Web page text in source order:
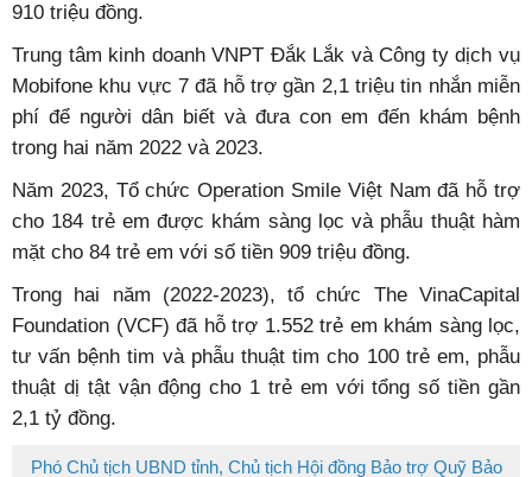
910 triệu đồng.
Trung tâm kinh doanh VNPT Đắk Lắk và Công ty dịch vụ
Mobifone khu vực 7 đã hỗ trợ gần 2,1 triệu tin nhắn miễn
phí để người dân biết và đưa con em đến khám bệnh
trong hai năm 2022 và 2023.
Năm 2023, Tổ chức Operation Smile Việt Nam đã hỗ trợ
cho 184 trẻ em được khám sàng lọc và phẫu thuật hàm
mặt cho 84 trẻ em với số tiền 909 triệu đồng.
Trong hai năm (2022-2023), tổ chức The VinaCapital
Foundation (VCF) đã hỗ trợ 1.552 trẻ em khám sàng lọc,
tư vấn bệnh tim và phẫu thuật tim cho 100 trẻ em, phẫu
thuật dị tật vận động cho 1 trẻ em với tổng số tiền gần
2,1 tỷ đồng.
Phó Chủ tịch UBND tỉnh, Chủ tịch Hội đồng Bảo trợ Quỹ Bảo